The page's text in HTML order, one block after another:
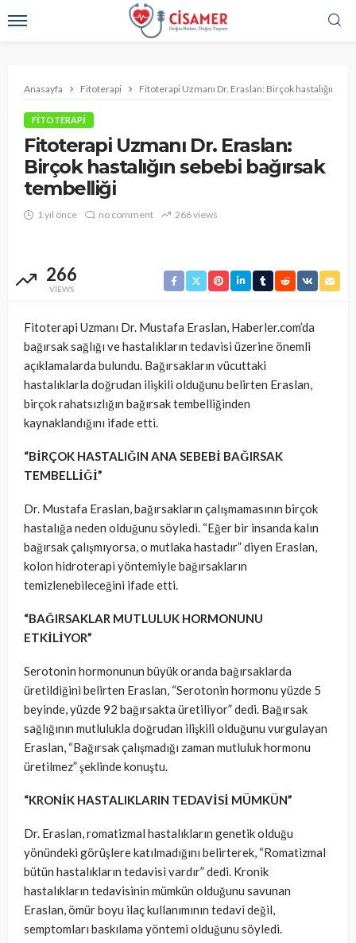
Anasayfa Fitoterapi Fitoterapi Uzmanı Dr. Eraslan: Birçok hastalığın
FITOTERAPI
Fitoterapi Uzmanı Dr. Eraslan:
Birçok hastalığın sebebi bağırsak
tembelliği
1 yıl önce no comment 266 views
266
VIEWS
Fitoterapi Uzmanı Dr. Mustafa Eraslan, Haberler.com’da
bağırsak sağlığı ve hastalıkların tedavisi üzerine önemli
açıklamalarda bulundu. Bağırsakların vücuttaki
hastalıklarla doğrudan ilişkili olduğunu belirten Eraslan,
birçok rahatsızlığın bağırsak tembelliğinden
kaynaklandığını ifade etti.
“BİRÇOK HASTALIĞIN ANA SEBEBİ BAĞIRSAK
TEMBELLİĞİ”
Dr. Mustafa Eraslan, bağırsakların çalışmamasının birçok
hastalığa neden olduğunu söyledi. “Eğer bir insanda kalın
bağırsak çalışmıyorsa, o mutlaka hastadır” diyen Eraslan,
kolon hidroterapi yöntemiyle bağırsakların
temizlenebileceğini ifade etti.
“BAĞIRSAKLAR MUTLULUK HORMONUNU
ETKİLİYOR”
Serotonin hormonunun büyük oranda bağırsaklarda
üretildiğini belirten Eraslan, “Serotonin hormonu yüzde 5
beyinde, yüzde 92 bağırsakta üretiliyor” dedi. Bağırsak
sağlığının mutlulukla doğrudan ilişkili olduğunu vurgulayan
Eraslan, “Bağırsak çalışmadığı zaman mutluluk hormonu
üretilmez” şeklinde konuştu.
“KRONİK HASTALIKLARIN TEDAVİSİ MÜMKÜN”
Dr. Eraslan, romatizmal hastalıkların genetik olduğu
yönündeki görüşlere katılmadığını belirterek, “Romatizmal
bütün hastalıkların tedavisi vardır” dedi. Kronik
hastalıkların tedavisinin mümkün olduğunu savunan
Eraslan, ömür boyu ilaç kullanımının tedavi değil,
semptomları baskılama yöntemi olduğunu söyledi.